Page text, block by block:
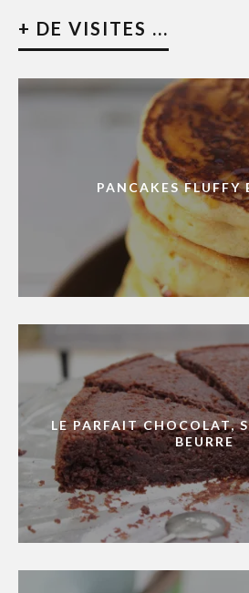
+ DE VISITES ...
PANCAKES FLUFFY
LE PARFAIT CHOCOLAT,
BEURRE